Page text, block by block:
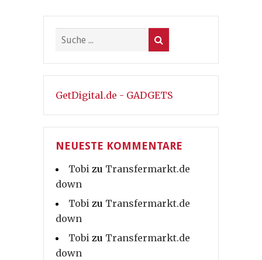
GetDigital.de - GADGETS
NEUESTE KOMMENTARE
Tobi zu Transfermarkt.de
down
Tobi zu Transfermarkt.de
down
Tobi zu Transfermarkt.de
down